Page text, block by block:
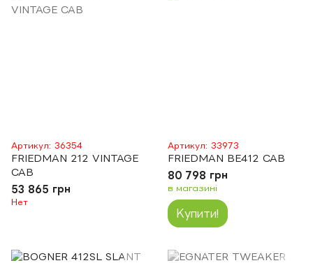
Артикул: 36354
FRIEDMAN 212 VINTAGE
CAB
53 865 грн
Нет
Артикул: 33973
FRIEDMAN BE412 CAB
80 798 грн
в магазині
Купити!